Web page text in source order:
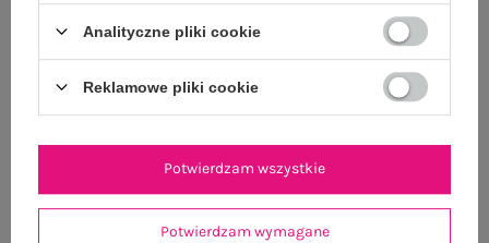
ZWROTY I REKLAMACJE
Analityczne pliki cookie
Reklamowe pliki cookie
Potwierdzam wymagane
Potwierdzam wszystkie